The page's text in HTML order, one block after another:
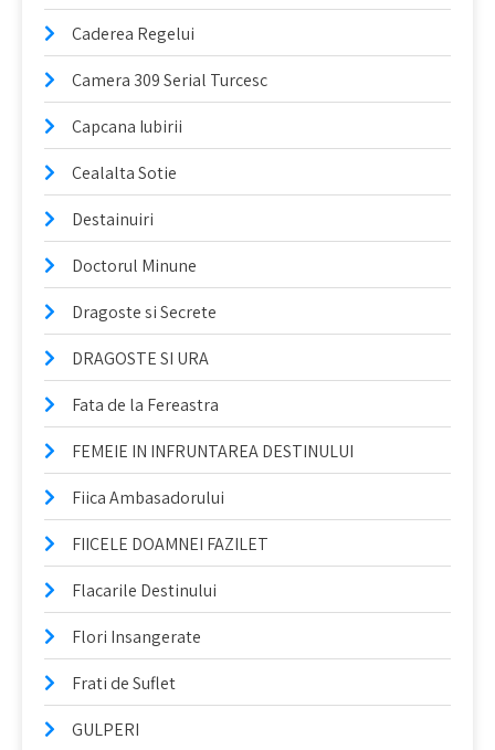
Caderea Regelui
Camera 309 Serial Turcesc
Capcana Iubirii
Cealalta Sotie
Destainuiri
Doctorul Minune
Dragoste si Secrete
DRAGOSTE SI URA
Fata de la Fereastra
FEMEIE IN INFRUNTAREA DESTINULUI
Fiica Ambasadorului
FIICELE DOAMNEI FAZILET
Flacarile Destinului
Flori Insangerate
Frati de Suflet
GULPERI